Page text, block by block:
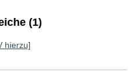
(1)
hierzu]